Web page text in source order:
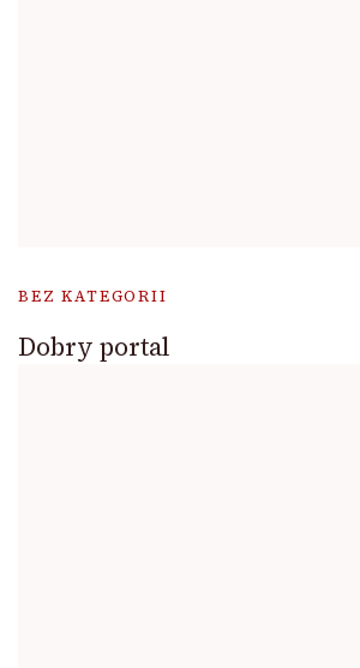
BEZ KATEGORII
Dobry portal